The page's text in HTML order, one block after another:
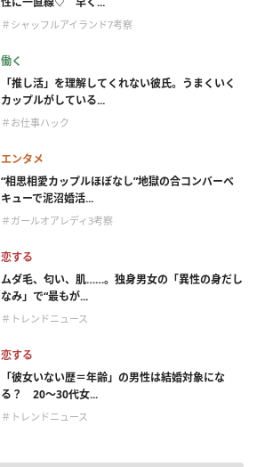
＃シャッフルアイランド7考察
働く
「推し活」を理解してくれない彼氏。うまくいく
カップルがしている...
＃お仕事ハック
エンタメ
“相思相愛カップルほぼなし”地獄の合コンバーベ
キューで泥沼婚活...
＃ガールオアレディ3考察
恋する
ムダ毛、匂い、肌……。独身男女の「異性の身だし
なみ」で“最もが...
＃トレンドニュース
恋する
「彼女いない歴＝年齢」の男性は結婚対象にな
る？ 20〜30代女...
＃トレンドニュース